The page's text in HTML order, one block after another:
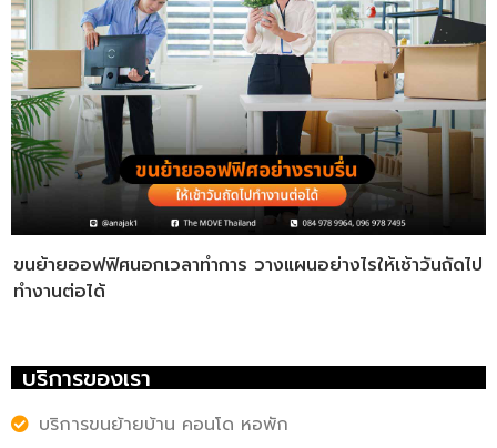
ขนย้ายออฟฟิศนอกเวลาทำการ วางแผนอย่างไรให้เช้าวันถัดไป
ทำงานต่อได้
บริการของเรา
บริการขนย้ายบ้าน คอนโด หอพัก